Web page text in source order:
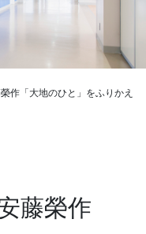
作「大地のひと」をふりかえ
藤榮作